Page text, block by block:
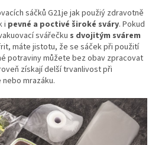
sáčků G21je jak použiý zdravotně
i pevné a poctivé široké sváry. Pokud
svářečku s dvojitým svárem
máte jistotu, že se sáček při použití
potraviny můžete bez obav zpracovat
získají delší trvanlivost při
mrazáku.